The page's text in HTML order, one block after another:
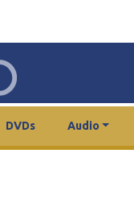
DVDs Audio